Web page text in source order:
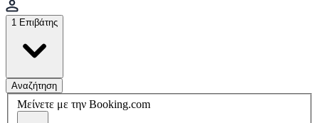
1 Επιβάτης
Αναζήτηση
Μείνετε με την Booking.com